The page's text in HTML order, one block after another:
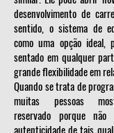
desenvolvimento de
sentido, o sistema de
como uma opção ideal,
sentado em qualquer
grande flexibilidade em
Quando se trata de
muitas pessoas
reservado porque
autenticidade de tais